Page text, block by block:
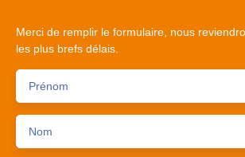
Merci de remplir le formulaire, nous
les plus brefs délais.
Prénom
Nom